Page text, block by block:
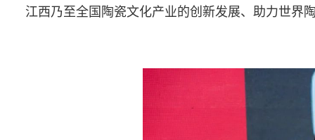
江西乃至全国陶瓷文化产业的创新发展、助力世界